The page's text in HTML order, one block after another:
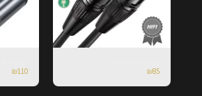
₪85
₪110